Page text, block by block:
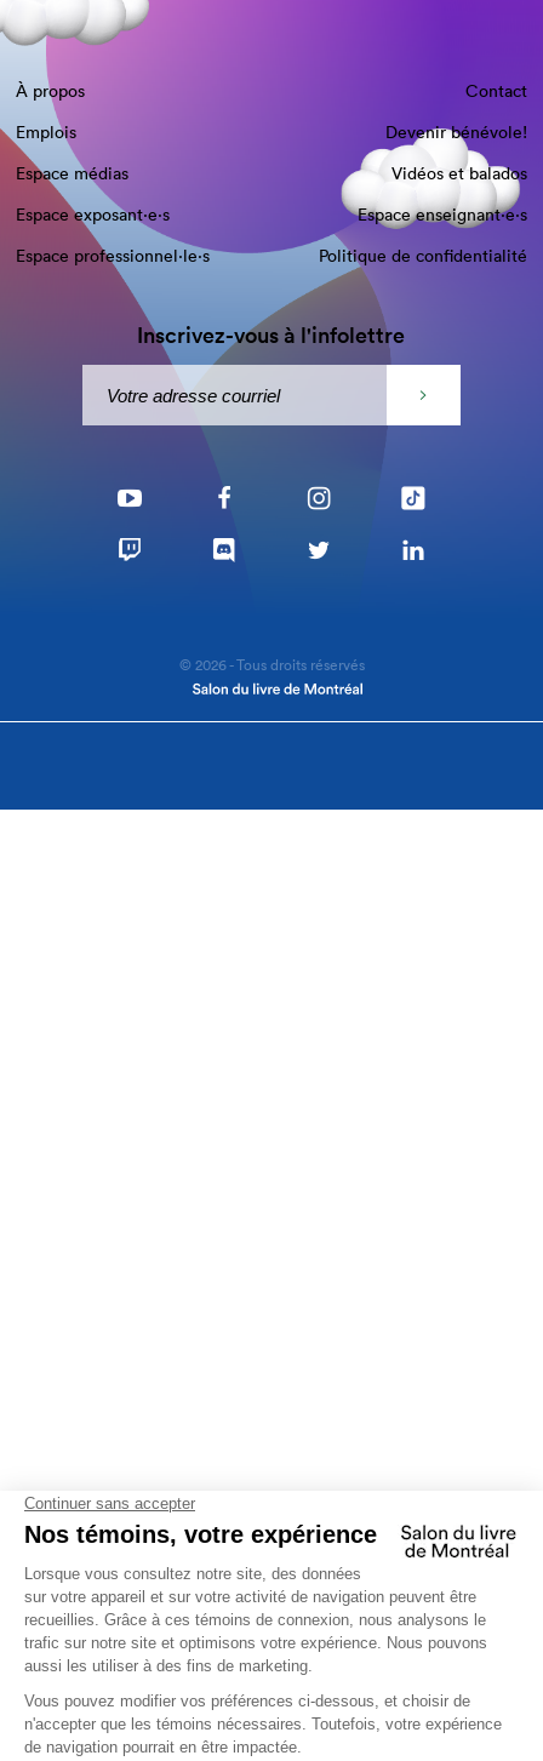
À propos
Contact
Emplois
Devenir bénévole!
Espace médias
Vidéos et balados
Espace exposant·e⋅s
Espace enseignant·e⋅s
Espace professionnel·le⋅s
Politique de confidentialité
Inscrivez-vous à l'infolettre
© 2026 - Tous droits réservés